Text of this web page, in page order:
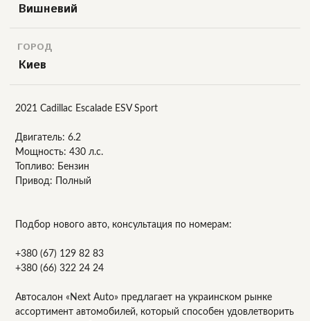
Вишневий
ГОРОД
Киев
2021 Cadillac Escalade ESV Sport
Двигатель: 6.2
Мощность: 430 л.с.
Топливо: Бензин
Привод: Полный
Подбор нового авто, консультация по номерам:
+380 (67) 129 82 83
+380 (66) 322 24 24
Автосалон «Next Auto» предлагает на украинском рынке
ассортимент автомобилей, который способен удовлетворить